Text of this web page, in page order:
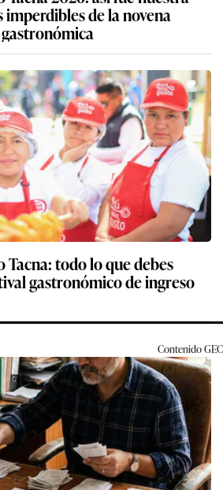
de la novena
Tacna: todo lo que debes
gastronómico de ingreso
ContenidoGEC